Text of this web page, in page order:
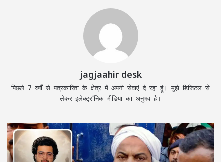
jagjaahir desk
पिछले 7 वर्षों से पत्रकारिता के क्षेत्र में अपनी सेवाएं दे रहा हूं। मुझे डिजिटल से
लेकर इलेक्ट्रॉनिक मीडिया का अनुभव है।